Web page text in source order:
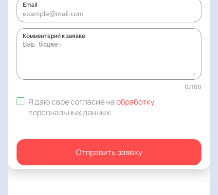
Email
Комментарий к заявке
0/100
Я даю свое согласие наобработку
персональных данных.
Отправить заявку